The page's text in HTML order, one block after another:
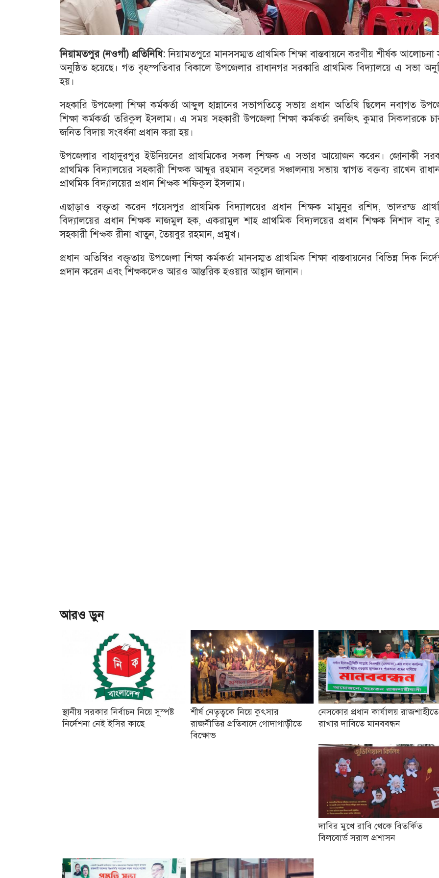
নিয়ামতপুর (নওগাঁ) প্রতিনিধি: নিয়ামতপুরে মানসসম্মত প্রাথমিক শিক্ষা বাস্তবায়নে করণীয় শীর্ষক আলোচনা
অনুষ্ঠিত হয়েছে। গত বৃহস্পতিবার বিকালে উপজেলার রাধানগর সরকারি প্রাথমিক বিদ্যালয়ে এ সভা
হয়।
সহকারি উপজেলা শিক্ষা কর্মকর্তা আব্দুল হান্নানের সভাপতিত্বে সভায় প্রধান অতিথি ছিলেন নবাগত
শিক্ষা কর্মকর্তা তরিকুল ইসলাম। এ সময় সহকারী উপজেলা শিক্ষা কর্মকর্তা রনজিৎ কুমার সিকদারকে
জনিত বিদায় সংবর্ধনা প্রধান করা হয়।
উপজেলার বাহাদুরপুর ইউনিয়নের প্রাথমিকের সকল শিক্ষক এ সভার আয়োজন করেন। জোনাকী
প্রাথমিক বিদ্যালয়ের সহকারী শিক্ষক আব্দুর রহমান বকুলের সঞ্চালনায় সভায় স্বাগত বক্তব্য রাখেন
প্রাথমিক বিদ্যালয়ের প্রধান শিক্ষক শফিকুল ইসলাম।
এছাড়াও বক্তৃতা করেন গয়েসপুর প্রাথমিক বিদ্যালয়ের প্রধান শিক্ষক মামুনুর রশিদ, ভাদরন্ড
বিদ্যালয়ের প্রধান শিক্ষক নাজমুল হক, একরামুল শাহ প্রাথমিক বিদ্যলয়ের প্রধান শিক্ষক নিশাদ বানু
সহকারী শিক্ষক রীনা খাতুন, তৈয়বুর রহমান, প্রমুখ।
প্রধান অতিথির বক্তৃতায় উপজেলা শিক্ষা কর্মকর্তা মানসম্মত প্রাথমিক শিক্ষা বাস্তবায়নের বিভিন্ন দিক
প্রদান করেন এবং শিক্ষকদেও আরও আন্তরিক হওয়ার আহ্বান জানান।
আরও ড়ুন
স্থানীয় সরকার নির্বাচন নিয়ে সুস্পষ্ট
নির্দেশনা নেই ইসির কাছে
শীর্ষ নেতৃত্বকে নিয়ে কুৎসার
রাজনীতির প্রতিবাদে গোদাগাড়ীতে
বিক্ষোভ
নেসকোর প্রধান কার্যালয় রাজশাহীতে
রাখার দাবিতে মানববন্ধন
দাবির মুখে রাবি থেকে বিতর্কিত
বিলবোর্ড সরাল প্রশাসন